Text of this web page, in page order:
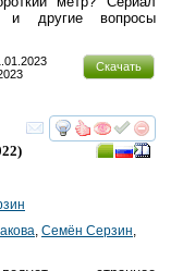
и другие вопросы
Скачать
смотреть
, Семён Серзин,